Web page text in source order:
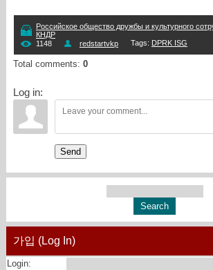
Российское общество дружбы и культурного
КНДР
1148
redstartvkp Tags: DPRK ISG
Total comments: 0
Log in:
Send
가입 (Log In)
Login: